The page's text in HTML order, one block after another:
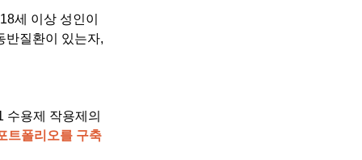
세 이상 성인이
반질환이 있는자,
수용제 작용제의
트폴리오를 구축